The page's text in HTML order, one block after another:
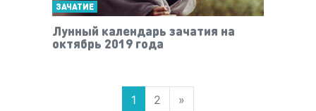
ЗАЧАТИЕ
Лунный календарь зачатия на
октябрь 2019 года
1 2 »